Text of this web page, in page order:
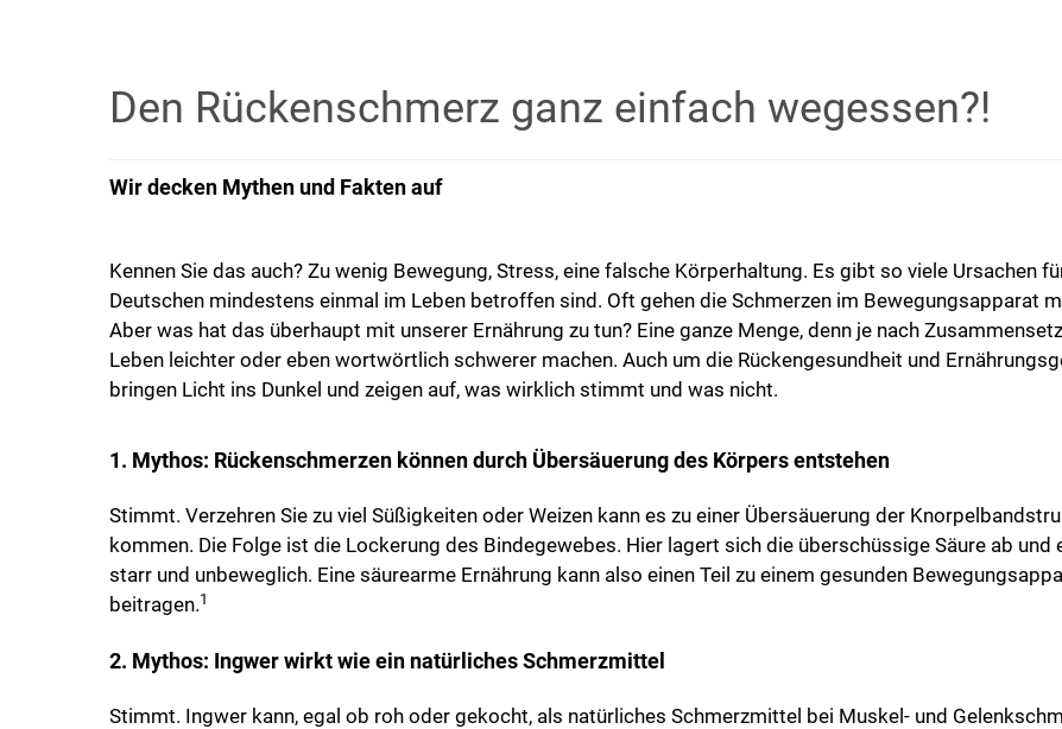
Den Rückenschmerz ganz einfach wegessen?!
Wir decken Mythen und Fakten auf
Kennen Sie das auch? Zu wenig Bewegung, Stress, eine falsche Körperhaltung. Es gibt so viele Ursachen
Deutschen mindestens einmal im Leben betroffen sind. Oft gehen die Schmerzen im Bewegungsapparat
Aber was hat das überhaupt mit unserer Ernährung zu tun? Eine ganze Menge, denn je nach
Leben leichter oder eben wortwörtlich schwerer machen. Auch um die Rückengesundheit und
bringen Licht ins Dunkel und zeigen auf, was wirklich stimmt und was nicht.
1. Mythos: Rückenschmerzen können durch Übersäuerung des Körpers entstehen
Stimmt. Verzehren Sie zu viel Süßigkeiten oder Weizen kann es zu einer Übersäuerung der
kommen. Die Folge ist die Lockerung des Bindegewebes. Hier lagert sich die überschüssige Säure ab und
starr und unbeweglich. Eine säurearme Ernährung kann also einen Teil zu einem gesunden
beitragen.1
2. Mythos: Ingwer wirkt wie ein natürliches Schmerzmittel
Stimmt. Ingwer kann, egal ob roh oder gekocht, als natürliches Schmerzmittel bei Muskel- und